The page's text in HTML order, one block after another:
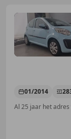
01/2014
Al 25 jaar het adres